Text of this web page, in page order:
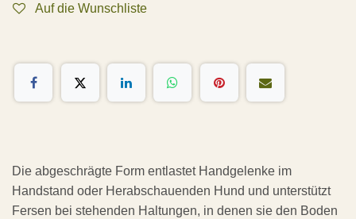
Auf die Wunschliste
Die abgeschrägte Form entlastet Handgelenke im
Handstand oder Herabschauenden Hund und unterstützt
Fersen bei stehenden Haltungen, in denen sie den Boden